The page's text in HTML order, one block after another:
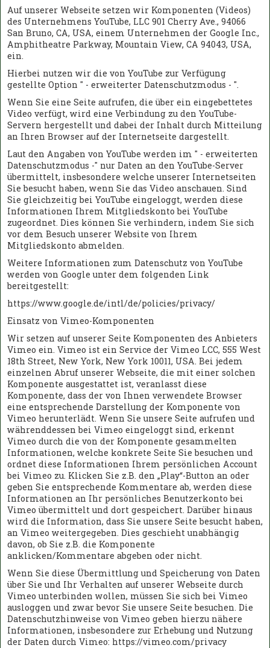
Auf unserer Webseite setzen wir Komponenten (Videos)
des Unternehmens YouTube, LLC 901 Cherry Ave., 94066
San Bruno, CA, USA, einem Unternehmen der Google Inc.,
Amphitheatre Parkway, Mountain View, CA 94043, USA,
ein.
Hierbei nutzen wir die von YouTube zur Verfügung
gestellte Option " - erweiterter Datenschutzmodus - ".
Wenn Sie eine Seite aufrufen, die über ein eingebettetes
Video verfügt, wird eine Verbindung zu den YouTube-
Servern hergestellt und dabei der Inhalt durch Mitteilung
an Ihren Browser auf der Internetseite dargestellt.
Laut den Angaben von YouTube werden im " - erweiterten
Datenschutzmodus -" nur Daten an den YouTube-Server
übermittelt, insbesondere welche unserer Internetseiten
Sie besucht haben, wenn Sie das Video anschauen. Sind
Sie gleichzeitig bei YouTube eingeloggt, werden diese
Informationen Ihrem Mitgliedskonto bei YouTube
zugeordnet. Dies können Sie verhindern, indem Sie sich
vor dem Besuch unserer Website von Ihrem
Mitgliedskonto abmelden.
Weitere Informationen zum Datenschutz von YouTube
werden von Google unter dem folgenden Link
bereitgestellt:
https://www.google.de/intl/de/policies/privacy/
Einsatz von Vimeo-Komponenten
Wir setzen auf unserer Seite Komponenten des Anbieters
Vimeo ein. Vimeo ist ein Service der Vimeo LCC, 555 West
18th Street, New York, New York 10011, USA. Bei jedem
einzelnen Abruf unserer Webseite, die mit einer solchen
Komponente ausgestattet ist, veranlasst diese
Komponente, dass der von Ihnen verwendete Browser
eine entsprechende Darstellung der Komponente von
Vimeo herunterlädt. Wenn Sie unsere Seite aufrufen und
währenddessen bei Vimeo eingeloggt sind, erkennt
Vimeo durch die von der Komponente gesammelten
Informationen, welche konkrete Seite Sie besuchen und
ordnet diese Informationen Ihrem persönlichen Account
bei Vimeo zu. Klicken Sie z.B. den „Play“-Button an oder
geben Sie entsprechende Kommentare ab, werden diese
Informationen an Ihr persönliches Benutzerkonto bei
Vimeo übermittelt und dort gespeichert. Darüber hinaus
wird die Information, dass Sie unsere Seite besucht haben,
an Vimeo weitergegeben. Dies geschieht unabhängig
davon, ob Sie z.B. die Komponente
anklicken/Kommentare abgeben oder nicht.
Wenn Sie diese Übermittlung und Speicherung von Daten
über Sie und Ihr Verhalten auf unserer Webseite durch
Vimeo unterbinden wollen, müssen Sie sich bei Vimeo
ausloggen und zwar bevor Sie unsere Seite besuchen. Die
Datenschutzhinweise von Vimeo geben hierzu nähere
Informationen, insbesondere zur Erhebung und Nutzung
der Daten durch Vimeo: https://vimeo.com/privacy